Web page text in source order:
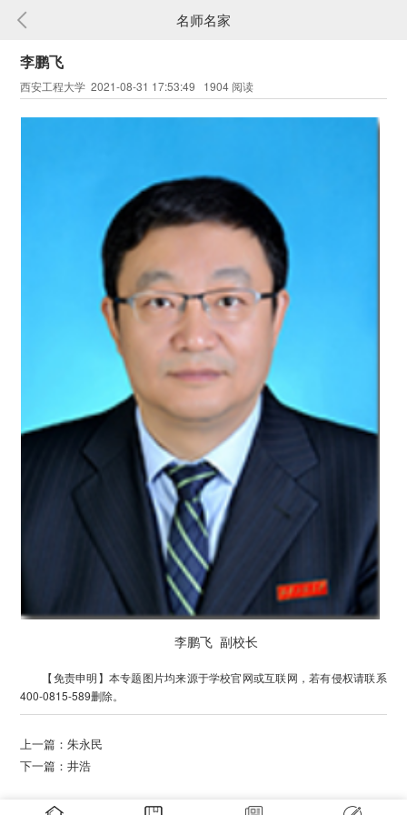
名师名家
李鹏飞
西安工程大学 2021-08-31 17:53:49 1904 阅读
李鹏飞 副校长
【免责申明】本专题图片均来源于学校官网或互联网，若有侵权请联系
400-0815-589删除。
上一篇：朱永民
下一篇：井浩